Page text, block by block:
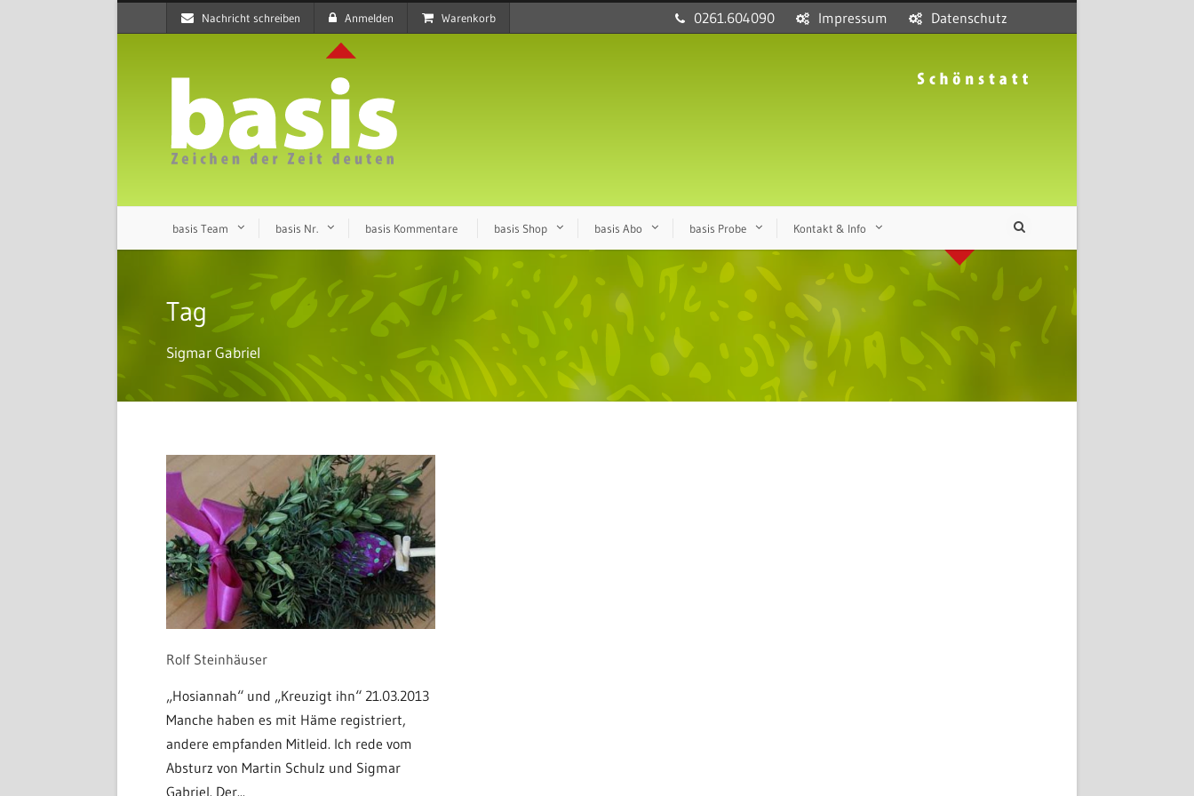
Nachricht schreiben Anmelden Warenkorb 0261.604090 Impressum Datenschutz
basis Team basis Nr. basis Kommentare basis Shop basis Abo basis Probe Kontakt & Info
Tag
Sigmar Gabriel
Rolf Steinhäuser
„Hosiannah“ und „Kreuzigt ihn“ 21.03.2013
Manche haben es mit Häme registriert,
andere empfanden Mitleid. Ich rede vom
Absturz von Martin Schulz und Sigmar
Gabriel. Der...